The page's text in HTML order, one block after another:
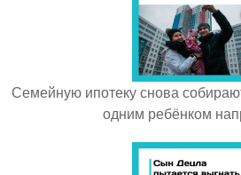
Семейную ипотеку снова
одним ребёнком